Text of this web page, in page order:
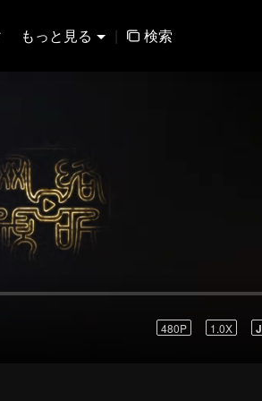
もっと見る | 検索